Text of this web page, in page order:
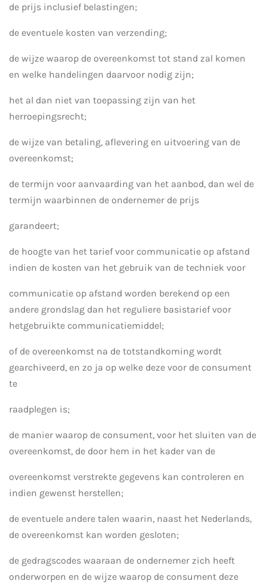
de prijs inclusief belastingen;
de eventuele kosten van verzending;
de wijze waarop de overeenkomst tot stand zal komen
en welke handelingen daarvoor nodig zijn;
het al dan niet van toepassing zijn van het
herroepingsrecht;
de wijze van betaling, aflevering en uitvoering van de
overeenkomst;
de termijn voor aanvaarding van het aanbod, dan wel de
termijn waarbinnen de ondernemer de prijs
garandeert;
de hoogte van het tarief voor communicatie op afstand
indien de kosten van het gebruik van de techniek voor
communicatie op afstand worden berekend op een
andere grondslag dan het reguliere basistarief voor
hetgebruikte communicatiemiddel;
of de overeenkomst na de totstandkoming wordt
gearchiveerd, en zo ja op welke deze voor de consument
te
raadplegen is;
de manier waarop de consument, voor het sluiten van de
overeenkomst, de door hem in het kader van de
overeenkomst verstrekte gegevens kan controleren en
indien gewenst herstellen;
de eventuele andere talen waarin, naast het Nederlands,
de overeenkomst kan worden gesloten;
de gedragscodes waaraan de ondernemer zich heeft
onderworpen en de wijze waarop de consument deze